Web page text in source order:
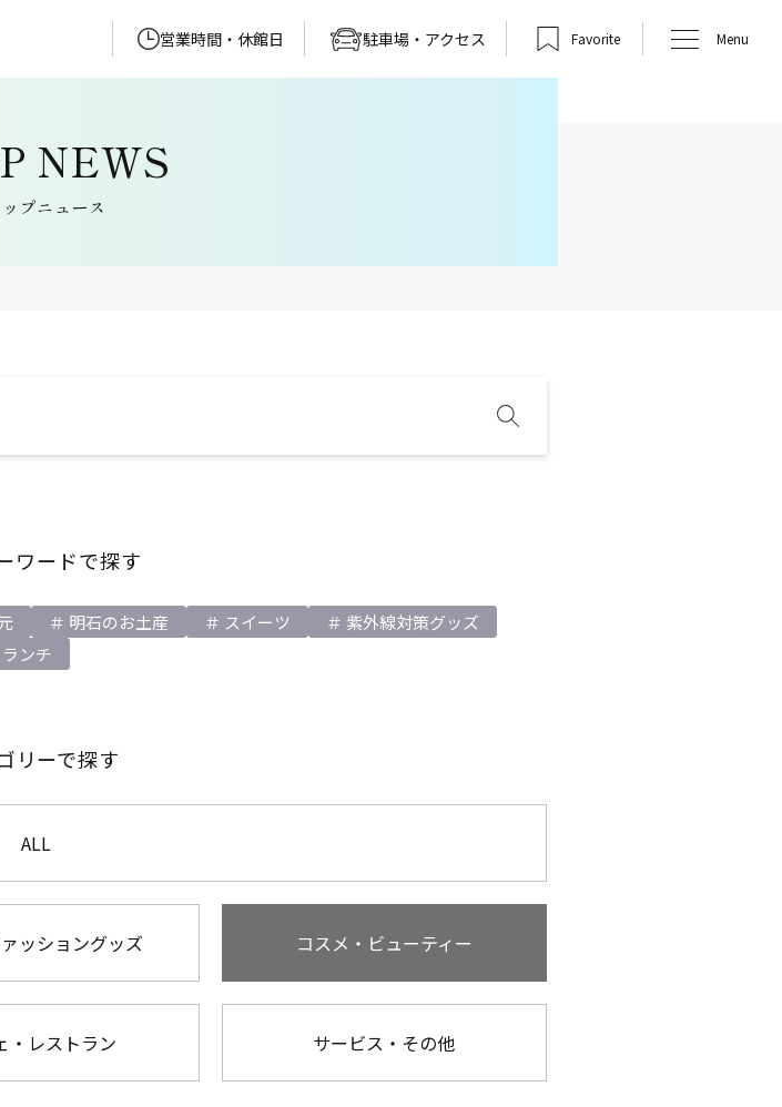
営業時間・休館日 駐車場・アクセス Favorite Menu
プニュース
ワードで探す
明石のお土産 スイーツ
紫外線対策グッズ
ランチ
リーで探す
ALL
ッショングッズ コスメ・ビューティー
・レストラン サービス・その他